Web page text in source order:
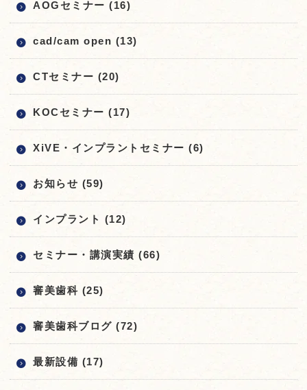
AOGセミナー (16)
cad/cam open (13)
CTセミナー (20)
KOCセミナー (17)
XiVE・インプラントセミナー (6)
お知らせ (59)
インプラント (12)
セミナー・講演実績 (66)
審美歯科 (25)
審美歯科ブログ (72)
最新設備 (17)